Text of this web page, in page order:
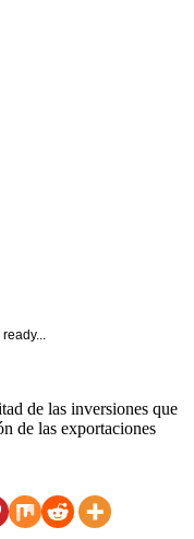
de las inversiones que
de las exportaciones